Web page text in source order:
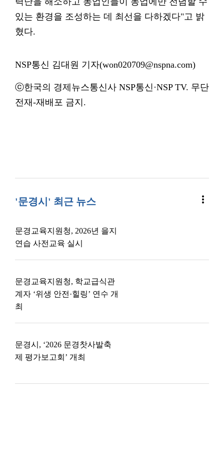
있는 환경을 조성하는 데 최선을 다하겠다"고 밝
혔다.
NSP통신 김대원 기자(won020709@nspna.com)
ⓒ한국의 경제뉴스통신사 NSP통신·NSP TV. 무단
전재-재배포 금지.
'문경시' 최근 뉴스 more_vert
문경교육지원청, 2026년 을지
연습 사전교육 실시
문경교육지원청, 학교급식관
계자 ‘위생 안전·힐링’ 연수 개
최
문경시, ‘2026 문경찻사발축
제 평가보고회’ 개최